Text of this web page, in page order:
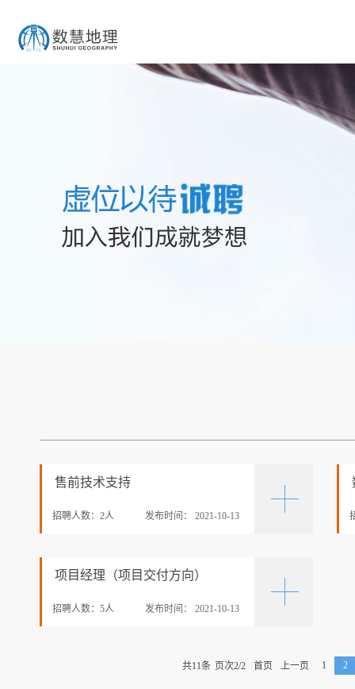
售前技术支持
招聘人数： 2人 发布时间： 2021-10-13
项目经理（项目交付方向）
招聘人数： 5人 发布时间： 2021-10-13
共11条 页次2/2 首页 上一页 1 2